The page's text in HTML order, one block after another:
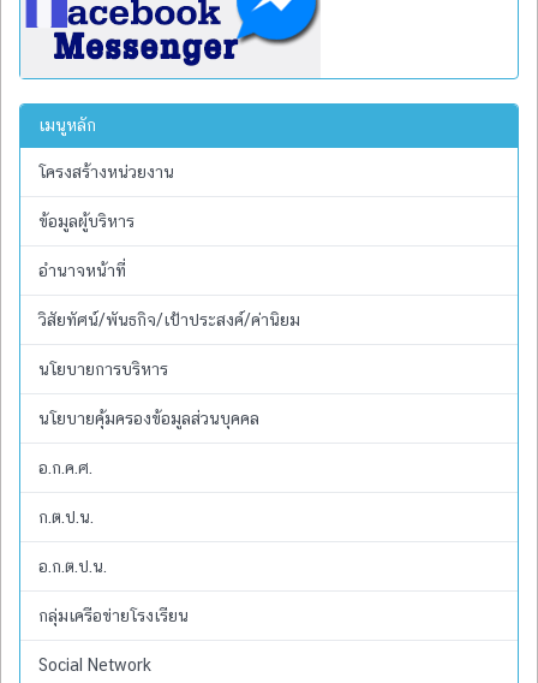
เมนูหลัก
โครงสร้างหน่วยงาน
ข้อมูลผู้บริหาร
อำนาจหน้าที่
วิสัยทัศน์/พันธกิจ/เป้าประสงค์/ค่านิยม
นโยบายการบริหาร
นโยบายคุ้มครองข้อมูลส่วนบุคคล
อ.ก.ค.ศ.
ก.ต.ป.น.
อ.ก.ต.ป.น.
กลุ่มเครือข่ายโรงเรียน
Social Network